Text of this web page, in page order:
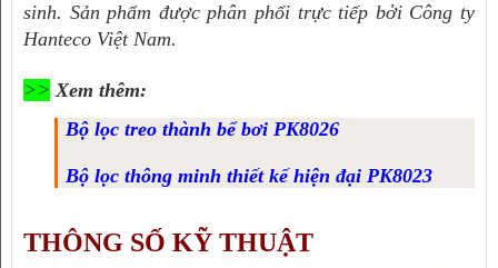
sinh. Sản phẩm được phân phối trực tiếp bởi Công ty
Hanteco Việt Nam.
>> Xem thêm:
Bộ lọc treo thành bể bơi PK8026
Bộ lọc thông minh thiết kế hiện đại PK8023
THÔNG SỐ KỸ THUẬT